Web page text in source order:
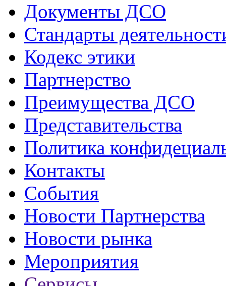
Документы ДСО
Стандарты
Кодекс этики
Партнерство
Преимущества ДСО
Представительства
Политика
Контакты
События
Новости Партнерства
Новости рынка
Мероприятия